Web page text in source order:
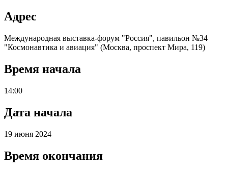
Адрес
Международная выставка-форум "Россия", павильон №34
"Космонавтика и авиация" (Москва, проспект Мира, 119)
Время начала
14:00
Дата начала
19 июня 2024
Время окончания